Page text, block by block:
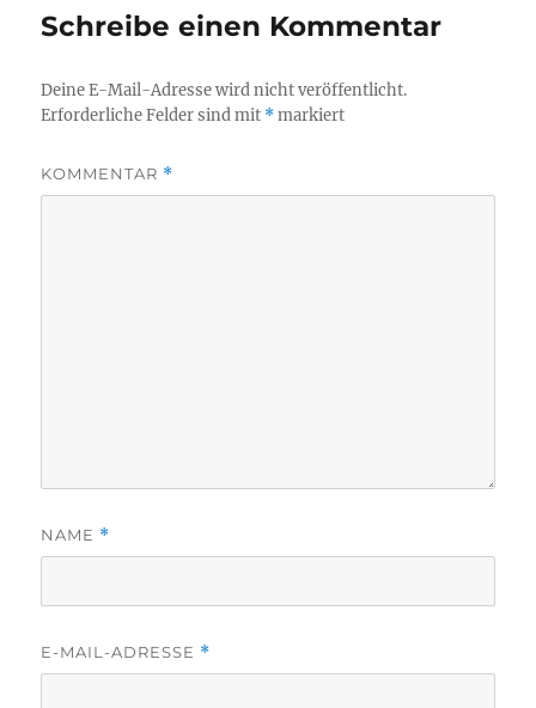
Schreibe einen Kommentar
Deine E-Mail-Adresse wird nicht veröffentlicht.
Erforderliche Felder sind mit *markiert
KOMMENTAR *
NAME *
E-MAIL-ADRESSE *